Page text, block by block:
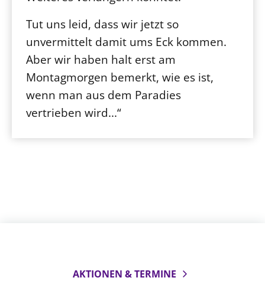
Tut uns leid, dass wir jetzt so
unvermittelt damit ums Eck kommen.
Aber wir haben halt erst am
Montagmorgen bemerkt, wie es ist,
wenn man aus dem Paradies
vertrieben wird...“
AKTIONEN & TERMINE